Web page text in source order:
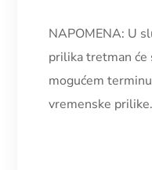
NAPOMENA: U
prilika tretman će
mogućem
vremenske prilike.